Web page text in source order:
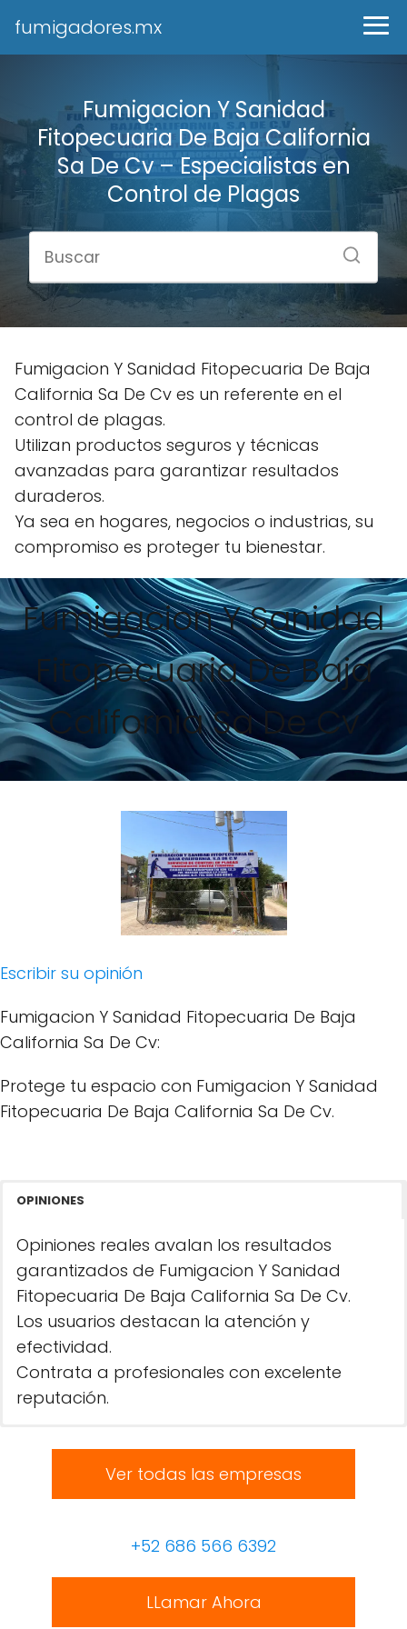
fumigadores.mx
Fumigacion Y Sanidad
Fitopecuaria De Baja California
Sa De Cv – Especialistas en
Control de Plagas
Fumigacion Y Sanidad Fitopecuaria De Baja
California Sa De Cv es un referente en el
control de plagas.
Utilizan productos seguros y técnicas
avanzadas para garantizar resultados
duraderos.
Ya sea en hogares, negocios o industrias, su
compromiso es proteger tu bienestar.
Fumigacion Y Sanidad
Fitopecuaria De Baja
California Sa De Cv
Escribir su opinión
Fumigacion Y Sanidad Fitopecuaria De Baja
California Sa De Cv:
Protege tu espacio con Fumigacion Y Sanidad
Fitopecuaria De Baja California Sa De Cv.
OPINIONES
Opiniones reales avalan los resultados
garantizados de Fumigacion Y Sanidad
Fitopecuaria De Baja California Sa De Cv.
Los usuarios destacan la atención y
efectividad.
Contrata a profesionales con excelente
reputación.
Ver todas las empresas
+52 686 566 6392
LLamar Ahora